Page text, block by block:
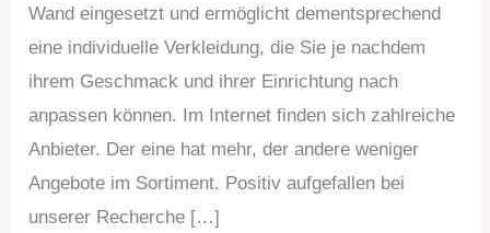
Wand eingesetzt und ermöglicht dementsprechend
eine individuelle Verkleidung, die Sie je nachdem
ihrem Geschmack und ihrer Einrichtung nach
anpassen können. Im Internet finden sich zahlreiche
Anbieter. Der eine hat mehr, der andere weniger
Angebote im Sortiment. Positiv aufgefallen bei
unserer Recherche […]
beachten?